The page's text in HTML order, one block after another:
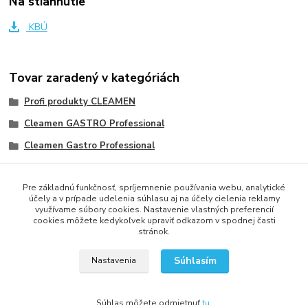
KBÚ
Tovar zaradený v kategóriách
Profi produkty CLEAMEN
Cleamen GASTRO Professional
Cleamen Gastro Professional
Kuchyňa
Odstránenie pripálenín
2013 - 2025 LOVITECH, s.r.o. - Už 12 rokov s Vami...
Pre základnú funkčnosť, spríjemnenie používania webu, analytické
účely a v prípade udelenia súhlasu aj na účely cielenia reklamy
využívame súbory cookies. Nastavenie vlastných preferencií
cookies môžete kedykoľvek upraviť odkazom v spodnej časti
stránok.
Nastavenia Súhlasím